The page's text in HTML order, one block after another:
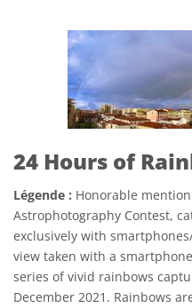
24 Hours of
Légende : Honorable
Astrophotography Contest,
exclusively with
view taken with a
series of vivid rainbows
December 2021. Rainbows